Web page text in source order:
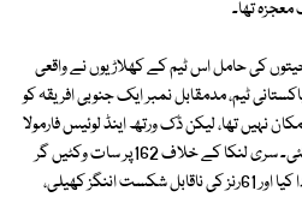
تھا۔
کی حامل اس ٹیم کے کھلاڑیوں نے واقعی
ٹیم، مدمقابل نمبر ایک جنوبی افریقہ کو
نہیں تھا، لیکن ڈک ورتھ اینڈ لوئیس فارمولا
لگا تو 19رنز کی برتری پاکستان کو مل گئی۔ سری لنکا کے خلاف 162پر سات وکٹیں گر
چکیں تھی تو سرفراز نے کپتانی کا حق ادا کیا اور 61رنز کی ناقابل شکست اننگز کھیلی،